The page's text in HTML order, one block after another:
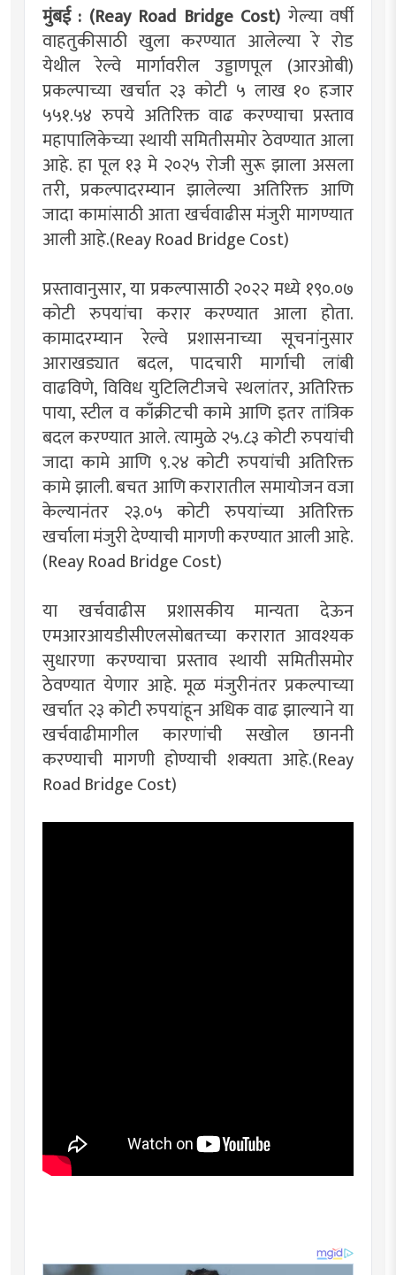
मुंबई : (Reay Road Bridge Cost) गेल्या वर्षी
वाहतुकीसाठी खुला करण्यात आलेल्या रे रोड
येथील रेल्वे मार्गावरील उड्डाणपूल (आरओबी)
प्रकल्पाच्या खर्चात २३ कोटी ५ लाख १० हजार
५५१.५४ रुपये अतिरिक्त वाढ करण्याचा प्रस्ताव
महापालिकेच्या स्थायी समितीसमोर ठेवण्यात आला
आहे. हा पूल १३ मे २०२५ रोजी सुरू झाला असला
तरी, प्रकल्पादरम्यान झालेल्या अतिरिक्त आणि
जादा कामांसाठी आता खर्चवाढीस मंजुरी मागण्यात
आली आहे.(Reay Road Bridge Cost)
प्रस्तावानुसार, या प्रकल्पासाठी २०२२ मध्ये १९०.०७
कोटी रुपयांचा करार करण्यात आला होता.
कामादरम्यान रेल्वे प्रशासनाच्या सूचनांनुसार
आराखड्यात बदल, पादचारी मार्गाची लांबी
वाढविणे, विविध युटिलिटीजचे स्थलांतर, अतिरिक्त
पाया, स्टील व काँक्रीटची कामे आणि इतर तांत्रिक
बदल करण्यात आले. त्यामुळे २५.८३ कोटी रुपयांची
जादा कामे आणि ९.२४ कोटी रुपयांची अतिरिक्त
कामे झाली. बचत आणि करारातील समायोजन वजा
केल्यानंतर २३.०५ कोटी रुपयांच्या अतिरिक्त
खर्चाला मंजुरी देण्याची मागणी करण्यात आली आहे.
(Reay Road Bridge Cost)
या खर्चवाढीस प्रशासकीय मान्यता देऊन
एमआरआयडीसीएलसोबतच्या करारात आवश्यक
सुधारणा करण्याचा प्रस्ताव स्थायी समितीसमोर
ठेवण्यात येणार आहे. मूळ मंजुरीनंतर प्रकल्पाच्या
खर्चात २३ कोटी रुपयांहून अधिक वाढ झाल्याने या
खर्चवाढीमागील कारणांची सखोल छाननी
करण्याची मागणी होण्याची शक्यता आहे.(Reay
Road Bridge Cost)